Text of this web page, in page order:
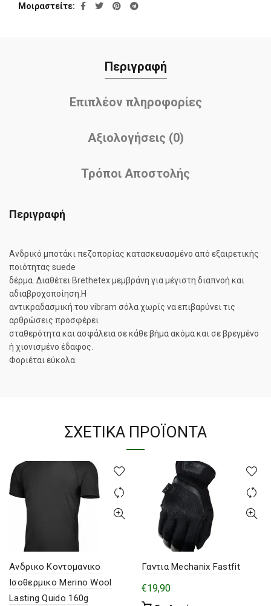
Μοιραστείτε
Περιγραφή
Επιπλέον πληροφορίες
Αξιολογήσεις (0)
Τρόποι Αποστολής
Περιγραφή
Ανδρικό μποτάκι πεζοπορίας κατασκευασμένο από εξαιρετικής
ποιότητας suede
δέρμα. Διαθέτει Brethetex μεμβράνη για μέγιστη διαπνοή και
αδιαβροχοποίηση.Η
αντικραδασμική του vibram σόλα χωρίς να επιβαρύνει τις
αρθρώσεις προσφέρει
σταθερότητα και ασφάλεια σε κάθε βήμα ακόμα και σε βρεγμένο
ή χιονισμένο έδαφος.
Φοριέται εύκολα.
ΣΧΕΤΙΚΆ ΠΡΟΪΌΝΤΑ
Ανδρικο Κοντομανικο
Ισοθερμικο Merino Wool
Lasting Quido 160g
Γαντια Mechanix Fastfit
€19,90